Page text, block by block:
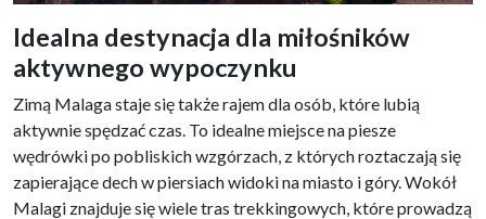
Idealna destynacja dla miłośników
aktywnego wypoczynku
Zimą Malaga staje się także rajem dla osób, które lubią
aktywnie spędzać czas. To idealne miejsce na piesze
wędrówki po pobliskich wzgórzach, z których roztaczają się
zapierające dech w piersiach widoki na miasto i góry. Wokół
Malagi znajduje się wiele tras trekkingowych, które prowadzą